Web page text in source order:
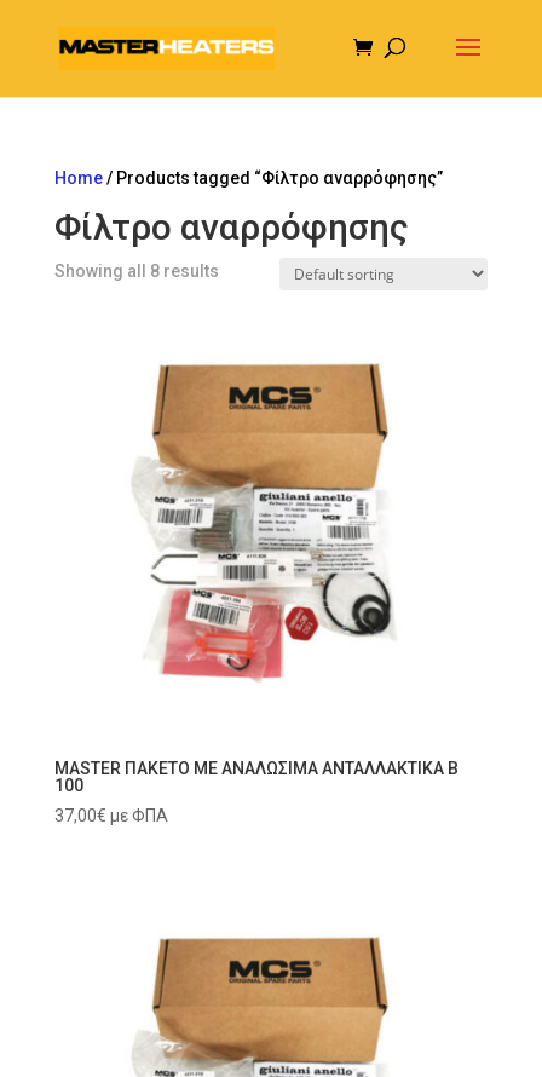
Home/ Products tagged “Φίλτρο αναρρόφησης”
Φίλτρο αναρρόφησης
Showing all 8 results
MASTER ΠΑΚΕΤΟ ΜΕ ΑΝΑΛΩΣΙΜΑ ΑΝΤΑΛΛΑΚΤΙΚΑ B
100
37,00€ με ΦΠΑ